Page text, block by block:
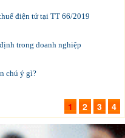
điện tử tại TT 66/2019
trong doanh nghiệp
chú ý gì?
1 2 3 4